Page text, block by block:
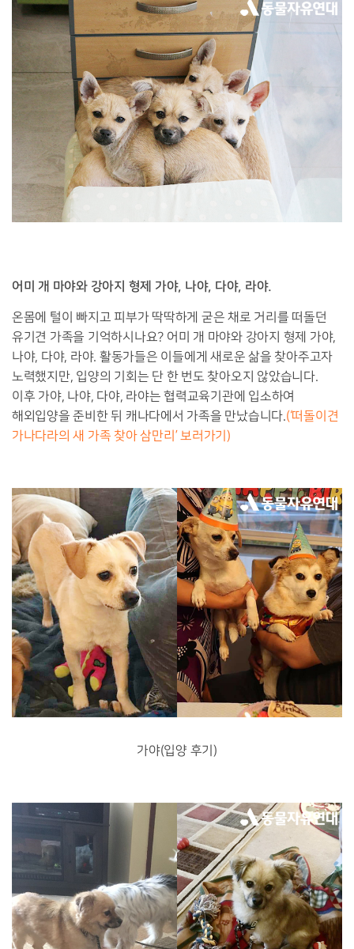
어미 개 마야와 강아지 형제 가야, 나야, 다야, 라야.
온몸에 털이 빠지고 피부가 딱딱하게 굳은 채로 거리를 떠돌던
유기견 가족을 기억하시나요? 어미 개 마야와 강아지 형제 가야,
나야, 다야, 라야. 활동가들은 이들에게 새로운 삶을 찾아주고자
노력했지만, 입양의 기회는 단 한 번도 찾아오지 않았습니다.
이후 가야, 나야, 다야, 라야는 협력교육기관에 입소하여
해외입양을 준비한 뒤 캐나다에서 가족을 만났습니다.(‘떠돌이견
가나다라의 새 가족 찾아 삼만리’ 보러가기)
가야(입양 후기)